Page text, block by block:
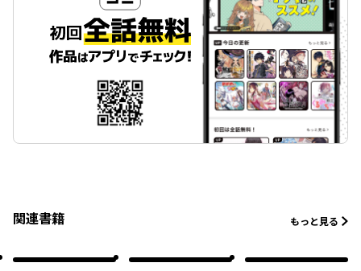
関連書籍 もっと見る